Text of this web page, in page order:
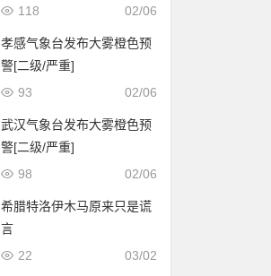
02/06
118
孝感气象台发布大雾橙色预
警[二级/严重]
02/06
93
武汉气象台发布大雾橙色预
警[二级/严重]
02/06
98
希腊特洛伊木马原来只是谎
言
03/02
22